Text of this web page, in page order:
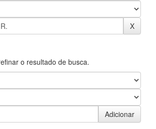
o resultado de busca.